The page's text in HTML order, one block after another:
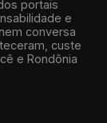
portais
e
conversa
custe
e Rondônia